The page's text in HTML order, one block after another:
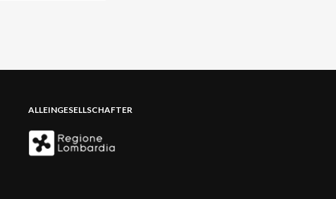
ALLEINGESELLSCHAFTER